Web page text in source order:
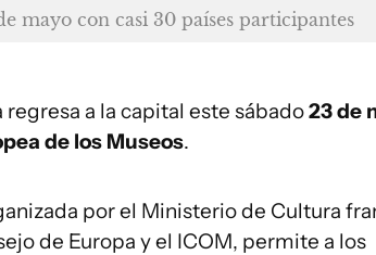
mayo con casi 30 países participantes
a la capital este sábado23 de
de los Museos.
por el Ministerio de Cultura
de Europa y el ICOM, permite a los